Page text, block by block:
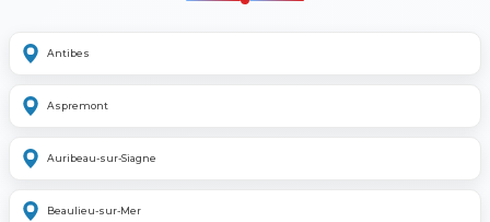
Antibes
Aspremont
Auribeau-sur-Siagne
Beaulieu-sur-Mer